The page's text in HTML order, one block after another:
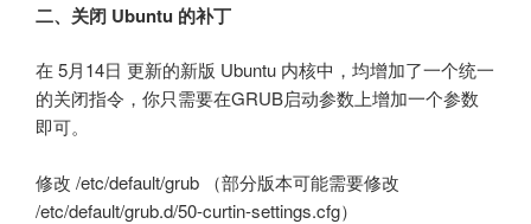
二、关闭 Ubuntu 的补丁
在 5月14日 更新的新版 Ubuntu 内核中，均增加了一个统一
的关闭指令，你只需要在GRUB启动参数上增加一个参数
即可。
修改 /etc/default/grub （部分版本可能需要修改
/etc/default/grub.d/50-curtin-settings.cfg）